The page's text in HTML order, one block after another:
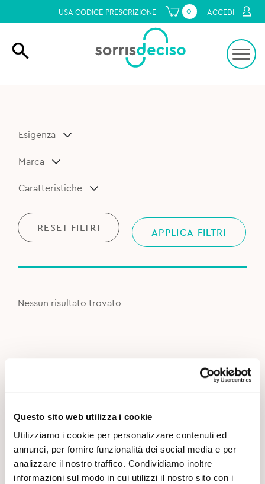
Questo sito web utilizza i cookie
Utilizziamo i cookie per personalizzare contenuti ed
annunci, per fornire funzionalità dei social media e per
analizzare il nostro traffico. Condividiamo inoltre
informazioni sul modo in cui utilizzi il nostro sito con i
USA CODICE PRESCRIZIONE 0 ACCEDI
Esigenza
Marca
Caratteristiche
RESET FILTRI APPLICA FILTRI
Nessun risultato trovato